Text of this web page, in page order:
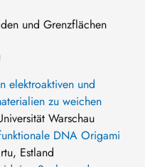
und Grenzflächen
elektroaktiven und
zu weichen
Warschau
DNA Origami
Estland